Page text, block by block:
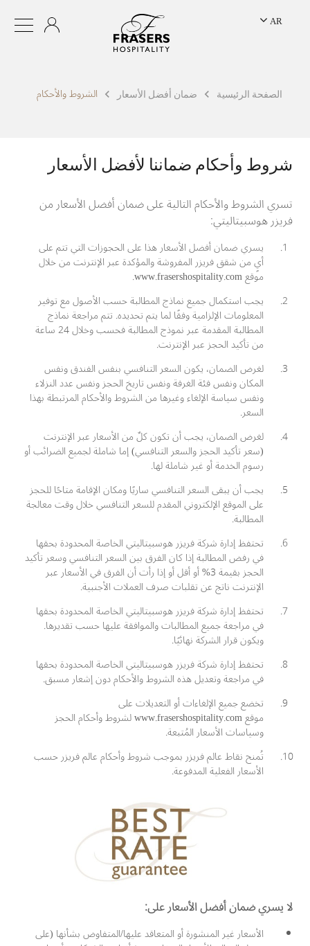
AR
الصفحة الرئيسية ضمان أفضل الأسعار الشروط والأحكام
شروط وأحكام ضماننا لأفضل الأسعار
تسري الشروط والأحكام التالية على ضمان أفضل الأسعار من
فريزر هوسبيتاليتي:
يسري ضمان أفضل الأسعار هذا على الحجوزات التي تتم على
أيٍ من شقق فريزر المفروشة والمؤكدة عبر الإنترنت من خلال
موقع www.frasershospitality.com.
يجب استكمال جميع نماذج المطالبة حسب الأصول مع توفير
المعلومات الإلزامية وفقًا لما يتم تحديده. تتم مراجعة نماذج
المطالبة المقدمة عبر نموذج المطالبة فحسب وخلال 24 ساعة
من تأكيد الحجز عبر الإنترنت.
لغرض الضمان، يكون السعر التنافسي بنفس الفندق ونفس
المكان ونفس فئة الغرفة ونفس تاريخ الحجز ونفس عدد النزلاء
ونفس سياسة الإلغاء وغيرها من الشروط والأحكام المرتبطة بهذا
السعر.
لغرض الضمان، يجب أن تكون كلٌ من الأسعار عبر الإنترنت
(سعر تأكيد الحجز والسعر التنافسي) إما شاملة لجميع الضرائب أو
رسوم الخدمة أو غير شاملة لها.
يجب أن يبقى السعر التنافسي ساريًا ومكان الإقامة متاحًا للحجز
على الموقع الإلكتروني المقدم للسعر التنافسي خلال وقت معالجة
المطالبة.
تحتفظ إدارة شركة فريزر هوسبيتاليتي الخاصة المحدودة بحقها
في رفض المطالبة إذا كان الفرق بين السعر التنافسي وسعر تأكيد
الحجز بقيمة 3% أو أقل أو إذا رأت أن الفرق في الأسعار عبر
الإنترنت ناتج عن تقلبات صرف العملات الأجنبية.
تحتفظ إدارة شركة فريزر هوسبيتاليتي الخاصة المحدودة بحقها
في مراجعة جميع المطالبات والموافقة عليها حسب تقديرها.
ويكون قرار الشركة نهائيًا.
تحتفظ إدارة شركة فريزر هوسبيتاليتي الخاصة المحدودة بحقها
في مراجعة وتعديل هذه الشروط والأحكام دون إشعار مسبق.
تخضع جميع الإلغاءات أو التعديلات على
موقع www.frasershospitality.com لشروط وأحكام الحجز
وسياسات الأسعار المُتبعة.
تُمنح نقاط عالم فريزر بموجب شروط وأحكام عالم فريزر حسب
الأسعار الفعلية المدفوعة.
لا يسري ضمان أفضل الأسعار على:
الأسعار غير المنشورة أو المتعاقد عليها/المتفاوض بشأنها (على